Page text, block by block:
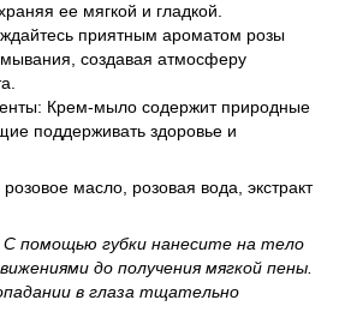
ее мягкой и гладкой.
приятным ароматом розы
создавая атмосферу
Крем-мыло содержит природные
поддерживать здоровье и
масло, розовая вода, экстракт
С помощью губки нанесите на тело
до получения мягкой пены.
в глаза тщательно